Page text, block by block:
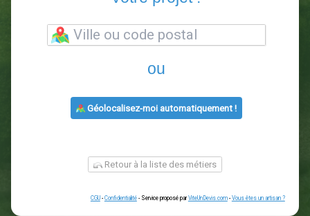
Entrez le code postal ou la
ou